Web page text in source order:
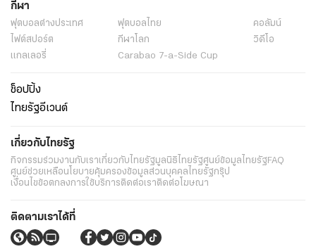
กีฬา
ฟุตบอลต่่างประเทศ ฟุตบอลไทย
คอลัมน์
ไฟต์สปอร์ต
กีฬาโลก
วิดีโอ
แกลเลอรี่
Carabao 7-a-Side Cup
ช็อปปิ้ง
ไทยรัฐอีเวนต์
เกี่ยวกับไทยรัฐ
กิจกรรมร่วมงานกับเราเกี่ยวกับไทยรัฐมูลนิธิไทยรัฐศูนย์ข้อมูลไทยรัฐFAQ
ศูนย์ช่วยเหลือนโยบายคุ้มครองข้อมูลส่วนบุคคลไทยรัฐกรุ๊ป
เงื่อนไขข้อตกลงการใช้บริการติดต่อเราติดต่อโฆษณา
ติดตามเราได้ที่